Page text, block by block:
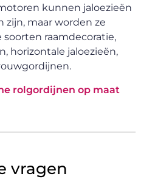
kunnen jaloezieën
zijn, maar worden ze
raamdecoratie,
horizontale jaloezieën,
rolgordijnen op maat
vragen